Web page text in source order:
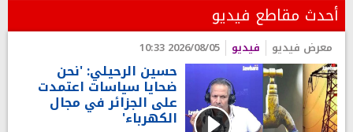
أحدث مقاطع فيديو
معرض فيديو فيديو 2026/08/05 10:33
حسين الرحيلي: 'نحن
ضحايا سياسات اعتمدت
على الجزائر في مجال
الكهرباء'